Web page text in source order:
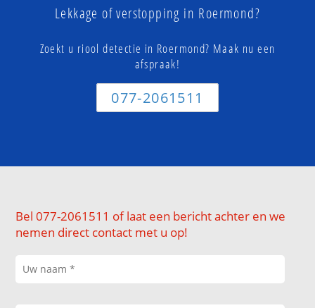
Lekkage of verstopping in Roermond?
Zoekt u riool detectie in Roermond? Maak nu een
afspraak!
077-2061511
Bel 077-2061511 of laat een bericht achter en we
nemen direct contact met u op!